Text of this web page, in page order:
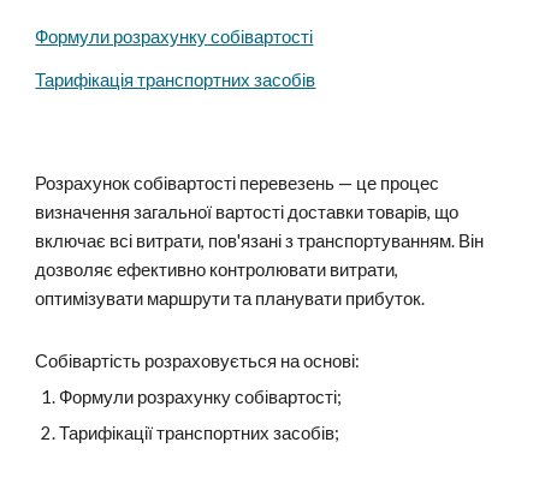
Формули розрахунку собівартості
Тарифікація транспортних засобів
Розрахунок собівартості перевезень — це процес
визначення загальної вартості доставки товарів, що
включає всі витрати, пов'язані з транспортуванням. Він
дозволяє ефективно контролювати витрати,
оптимізувати маршрути та планувати прибуток.
Собівартість розраховується на основі:
Формули розрахунку собівартості;
Тарифікації транспортних засобів;